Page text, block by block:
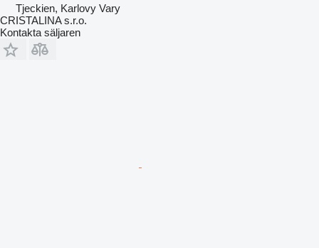
Tjeckien, Karlovy Vary
CRISTALINA s.r.o.
Kontakta säljaren